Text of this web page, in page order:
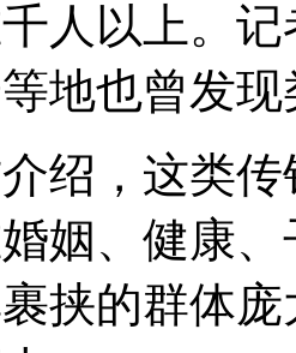
人以上。
地也曾发
绍，这类
姻、健康
挟的群体